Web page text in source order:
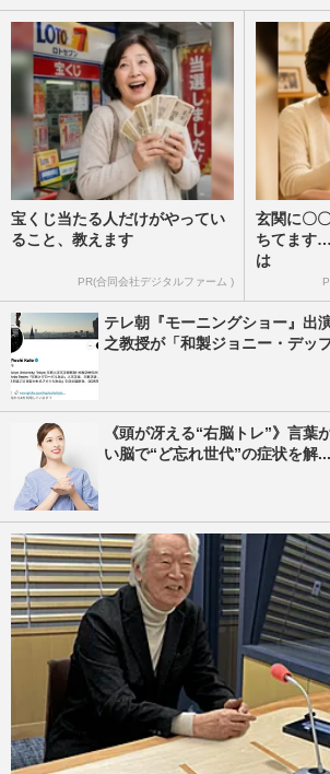
宝くじ当たる人だけがやってい
ること、教えます
PR(合同会社デジタルファーム )
玄関に〇
ちてます
は
テレ朝『モーニングショー』出
之教授が「和製ジョニー・デッ
《頭が冴える“右脳トレ”》言
い脳で“ど忘れ世代”の症状を解...